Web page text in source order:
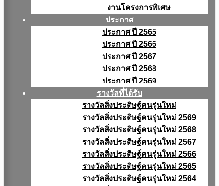
งานโครงการพิเศษ
ประกาศ
ประกาศ ปี 2565
ประกาศ ปี 2566
ประกาศ ปี 2567
ประกาศ ปี 2568
ประกาศ ปี 2569
รางวัลที่ได้รับ
รางวัลสิ่งประดิษฐ์คนรุ่นใหม่
รางวัลสิ่งประดิษฐ์คนรุ่นใหม่ 2569
รางวัลสิ่งประดิษฐ์คนรุ่นใหม่ 2568
รางวัลสิ่งประดิษฐ์คนรุ่นใหม่ 2567
รางวัลสิ่งประดิษฐ์คนรุ่นใหม่ 2566
รางวัลสิ่งประดิษฐ์คนรุ่นใหม่ 2565
รางวัลสิ่งประดิษฐ์คนรุ่นใหม่ 2564